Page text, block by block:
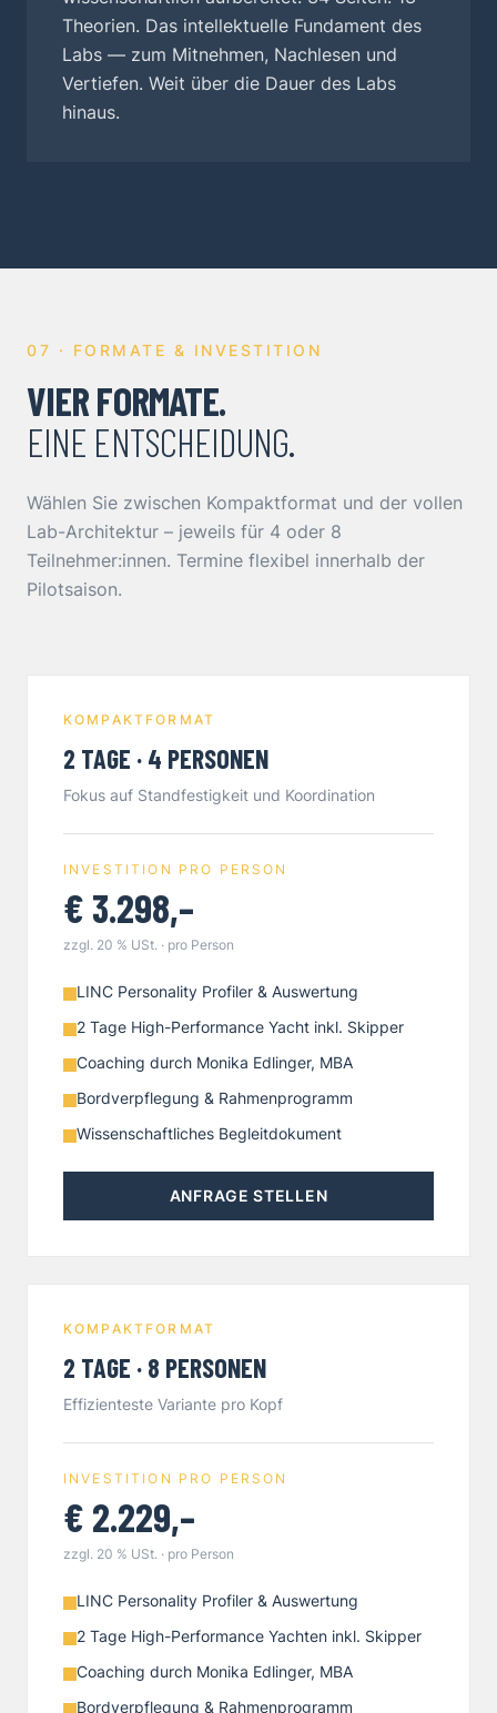
Theorien. Das intellektuelle Fundament des
Labs — zum Mitnehmen, Nachlesen und
Vertiefen. Weit über die Dauer des Labs
hinaus.
07 · FORMATE & INVESTITION
VIER FORMATE.
EINE ENTSCHEIDUNG.
Wählen Sie zwischen Kompaktformat und der vollen
Lab-Architektur – jeweils für 4 oder 8
Teilnehmer:innen. Termine flexibel innerhalb der
Pilotsaison.
KOMPAKTFORMAT
2 TAGE · 4 PERSONEN
Fokus auf Standfestigkeit und Koordination
INVESTITION PRO PERSON
€ 3.298,–
zzgl. 20 % USt. · pro Person
LINC Personality Profiler & Auswertung
2 Tage High-Performance Yacht inkl. Skipper
Coaching durch Monika Edlinger, MBA
Bordverpflegung & Rahmenprogramm
Wissenschaftliches Begleitdokument
ANFRAGE STELLEN
KOMPAKTFORMAT
2 TAGE · 8 PERSONEN
Effizienteste Variante pro Kopf
INVESTITION PRO PERSON
€ 2.229,–
zzgl. 20 % USt. · pro Person
LINC Personality Profiler & Auswertung
2 Tage High-Performance Yachten inkl. Skipper
Coaching durch Monika Edlinger, MBA
Bordverpflegung & Rahmenprogramm